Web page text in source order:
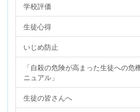
学校評価
生徒心得
いじめ防止
「自殺の危険が高まった生徒への危
ニュアル」
生徒の皆さんへ